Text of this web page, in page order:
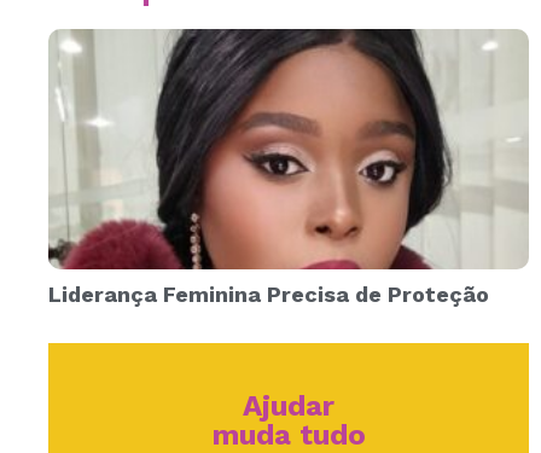
Liderança Feminina Precisa de Proteção
Ajudar
muda tudo